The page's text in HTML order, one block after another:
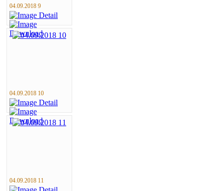
04.09.2018 9
04.09.2018 10
04.09.2018 11